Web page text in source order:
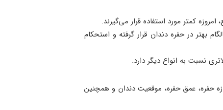
بهتر در حفره دندان قرار گرفته و استحکام
نسبت به انواع دیگر دارد.
حفره، عمق حفره، موقعیت دندان و همچنین